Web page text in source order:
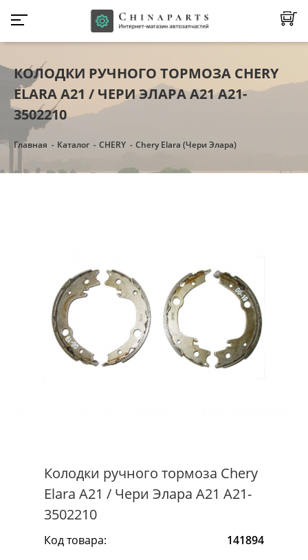
КОЛОДКИ РУЧНОГО ТОРМОЗА CHERY
ELARA A21 / ЧЕРИ ЭЛАРА A21 A21-
3502210
Главная Каталог CHERY Chery Elara (Чери Элара)
Колодки ручного тормоза Chery
Elara A21 / Чери Элара A21 A21-
3502210
Код товара:
141894